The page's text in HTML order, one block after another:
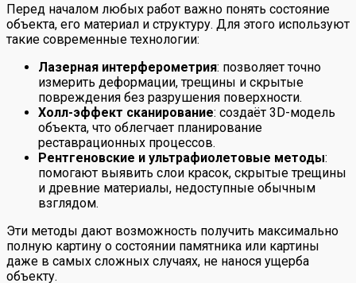
Перед началом любых работ важно понять состояние
объекта, его материал и структуру. Для этого используют
такие современные технологии:
Лазерная интерферометрия: позволяет точно
измерить деформации, трещины и скрытые
повреждения без разрушения поверхности.
Холл-эффект сканирование: создаёт 3D-модель
объекта, что облегчает планирование
реставрационных процессов.
Рентгеновские и ультрафиолетовые методы:
помогают выявить слои красок, скрытые трещины
и древние материалы, недоступные обычным
взглядом.
Эти методы дают возможность получить максимально
полную картину о состоянии памятника или картины
даже в самых сложных случаях, не нанося ущерба
объекту.